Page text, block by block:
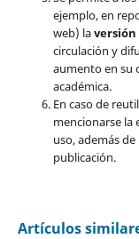
ejemplo, en
web) la
circulación y
aumento en su
académica.
En caso de
mencionarse la
uso, además
publicación.
Artículos